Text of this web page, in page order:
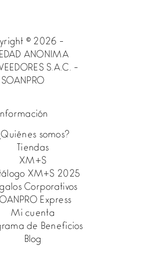
© 2026 -
ANONIMA
S.A.C. -
SOANPRO
somos?
Tiendas
XM+S
XM+S 2025
Corporativos
Express
Mi cuenta
de Beneficios
Blog